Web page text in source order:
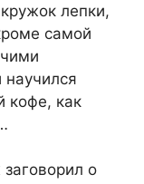
лепки,
самой
кофе, как
о